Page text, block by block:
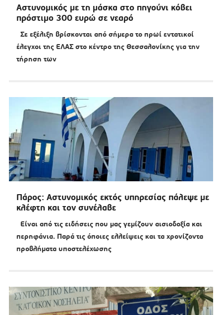
Αστυνομικός με τη μάσκα στο πηγούνι κόβει
πρόστιμο 300 ευρώ σε νεαρό
Σε εξέλιξη βρίσκονται από σήμερα το πρωί εντατικοί
έλεγχοι της ΕΛΑΣ στο κέντρο της Θεσσαλονίκης για την
τήρηση των
Πάρος: Αστυνομικός εκτός υπηρεσίας πάλεψε με
κλέφτη και τον συνέλαβε
Είναι από τις ειδήσεις που μας γεμίζουν αισιοδοξία και
περηφάνια. Παρά τις όποιες ελλείψεις και τα χρονίζοντα
προβλήματα υποστελέχωσης